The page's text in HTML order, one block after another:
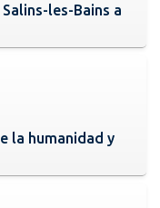
les-Bains a
la humanidad y